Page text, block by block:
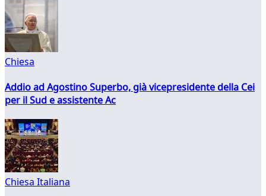
Chiesa
Addio ad Agostino Superbo, già vicepresidente della Cei
per il Sud e assistente Ac
Chiesa Italiana